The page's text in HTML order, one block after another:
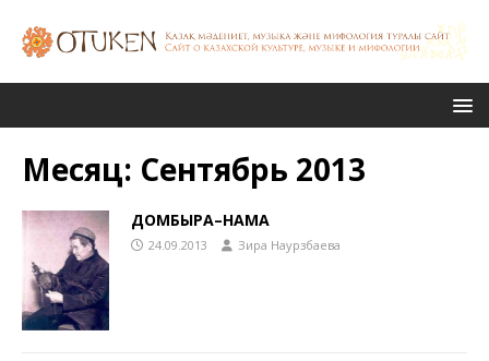
Месяц: Сентябрь 2013
ДОМБЫРА–НАМА
24.09.2013 Зира Наурзбаева